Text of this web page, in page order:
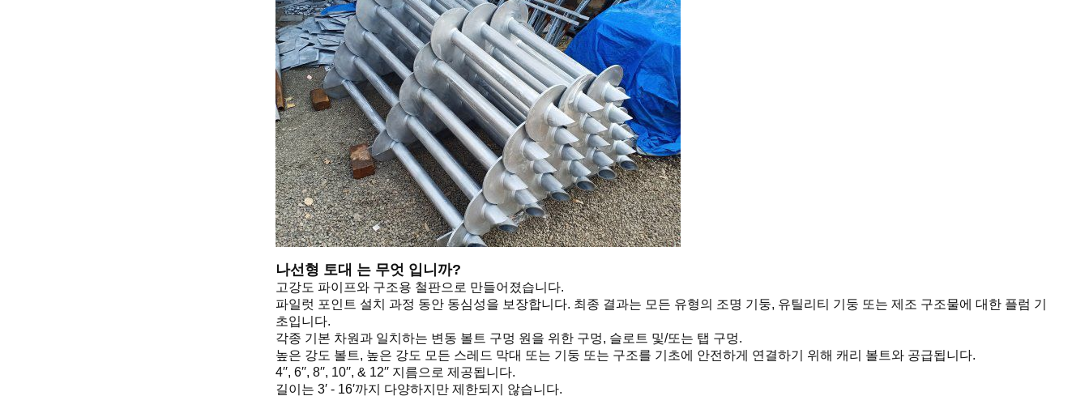
나선형 토대 는 무엇 입니까?
고강도 파이프와 구조용 철판으로 만들어졌습니다.
파일럿 포인트 설치 과정 동안 동심성을 보장합니다. 최종 결과는 모든 유형의 조명 기둥, 유틸리티 기둥 또는 제조 구조물에 대한 플럼 기
초입니다.
각종 기본 차원과 일치하는 변동 볼트 구멍 원을 위한 구멍, 슬로트 및/또는 탭 구멍.
높은 강도 볼트, 높은 강도 모든 스레드 막대 또는 기둥 또는 구조를 기초에 안전하게 연결하기 위해 캐리 볼트와 공급됩니다.
4′′, 6′′, 8′′, 10′′, & 12′′ 지름으로 제공됩니다.
길이는 3′ - 16′까지 다양하지만 제한되지 않습니다.